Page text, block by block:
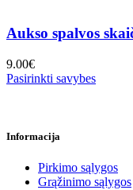
Aukso spalvos
9.00€
Pasirinkti savybes
Informacija
Pirkimo sąlygos
Grąžinimo sąlygos